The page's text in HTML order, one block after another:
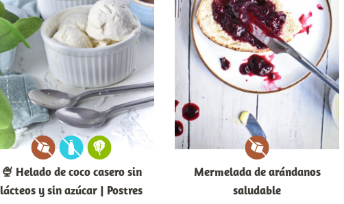
🍨 Helado de coco casero sin
lácteos y sin azúcar | Postres
Mermelada de arándanos
saludable